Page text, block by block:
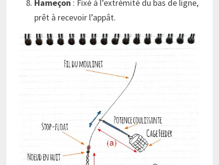
Hameçon : Fixé à l’extrémité du bas de ligne,
prêt à recevoir l’appât.